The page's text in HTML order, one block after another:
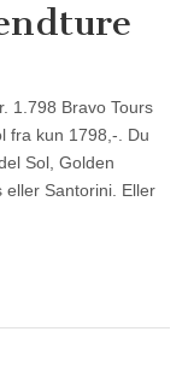
1.798 Bravo Tours
fra kun 1798,-. Du
Sol, Golden
eller Santorini. Eller